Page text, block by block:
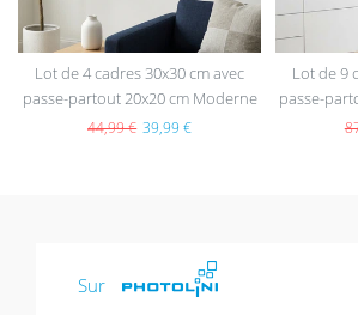
Lot de 4 cadres 30x30 cm avec
passe-partout 20x20 cm Moderne
Noir en MDF avec vitre en
44,99 € 39,99 €
Lot de 9
passe-
Noir
Sur